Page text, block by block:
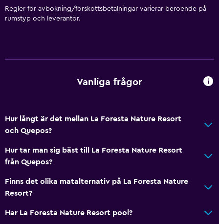
Regler för avbokning/förskottsbetalningar varierar beroende på
rumstyp och leverantör.
Vanliga frågor
Hur långt är det mellan La Foresta Nature Resort
och Quepos?
Hur tar man sig bäst till La Foresta Nature Resort
från Quepos?
Finns det olika matalternativ på La Foresta Nature
Resort?
Har La Foresta Nature Resort pool?